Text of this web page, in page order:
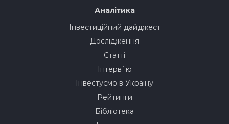
Аналітика
Інвестиційний дайджест
Дослідження
Статті
Інтерв`ю
Інвестуємо в Україну
Рейтинги
Бібліотека